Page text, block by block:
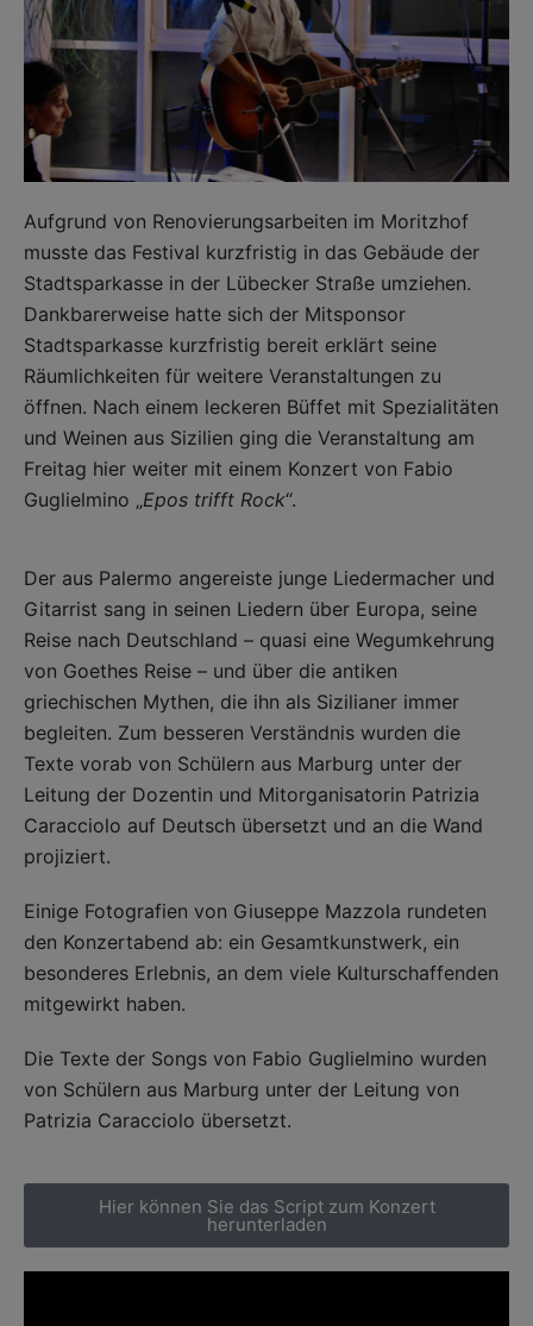
Aufgrund von Renovierungsarbeiten im Moritzhof
musste das Festival kurzfristig in das Gebäude der
Stadtsparkasse in der Lübecker Straße umziehen.
Dankbarerweise hatte sich der Mitsponsor
Stadtsparkasse kurzfristig bereit erklärt seine
Räumlichkeiten für weitere Veranstaltungen zu
öffnen. Nach einem leckeren Büffet mit Spezialitäten
und Weinen aus Sizilien ging die Veranstaltung am
Freitag hier weiter mit einem Konzert von Fabio
Guglielmino „Epos trifft Rock“.
Der aus Palermo angereiste junge Liedermacher und
Gitarrist sang in seinen Liedern über Europa, seine
Reise nach Deutschland – quasi eine Wegumkehrung
von Goethes Reise – und über die antiken
griechischen Mythen, die ihn als Sizilianer immer
begleiten. Zum besseren Verständnis wurden die
Texte vorab von Schülern aus Marburg unter der
Leitung der Dozentin und Mitorganisatorin Patrizia
Caracciolo auf Deutsch übersetzt und an die Wand
projiziert.
Einige Fotografien von Giuseppe Mazzola rundeten
den Konzertabend ab: ein Gesamtkunstwerk, ein
besonderes Erlebnis, an dem viele Kulturschaffenden
mitgewirkt haben.
Die Texte der Songs von Fabio Guglielmino wurden
von Schülern aus Marburg unter der Leitung von
Patrizia Caracciolo übersetzt.
Hier können Sie das Script zum Konzert
herunterladen